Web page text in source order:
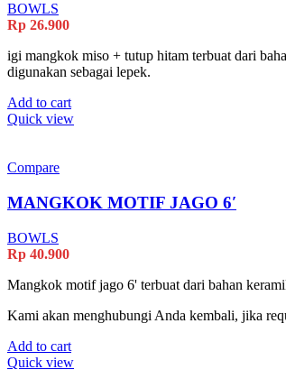
BOWLS
Rp 26.900
igi mangkok miso + tutup hitam terbuat dari
digunakan sebagai lepek.
Add to cart
Quick view
Compare
MANGKOK MOTIF JAGO 6′
BOWLS
Rp 40.900
Mangkok motif jago 6' terbuat dari bahan
Kami akan menghubungi Anda kembali, jika
Add to cart
Quick view